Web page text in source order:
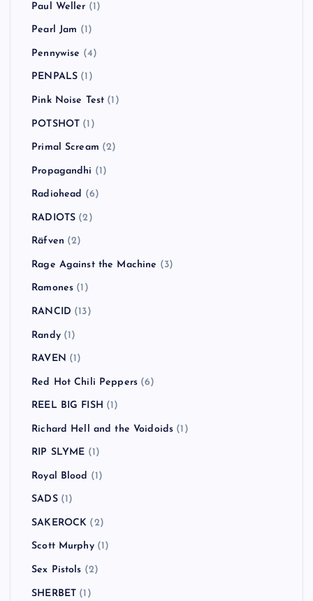
Paul Weller (1)
Pearl Jam (1)
Pennywise (4)
PENPALS (1)
Pink Noise Test (1)
POTSHOT (1)
Primal Scream (2)
Propagandhi (1)
Radiohead (6)
RADIOTS (2)
Räfven (2)
Rage Against the Machine (3)
Ramones (1)
RANCID (13)
Randy(1)
RAVEN (1)
Red Hot Chili Peppers (6)
REEL BIG FISH (1)
Richard Hell and the Voidoids (1)
RIP SLYME (1)
Royal Blood (1)
SADS(1)
SAKEROCK (2)
Scott Murphy(1)
Sex Pistols (2)
SHERBET (1)